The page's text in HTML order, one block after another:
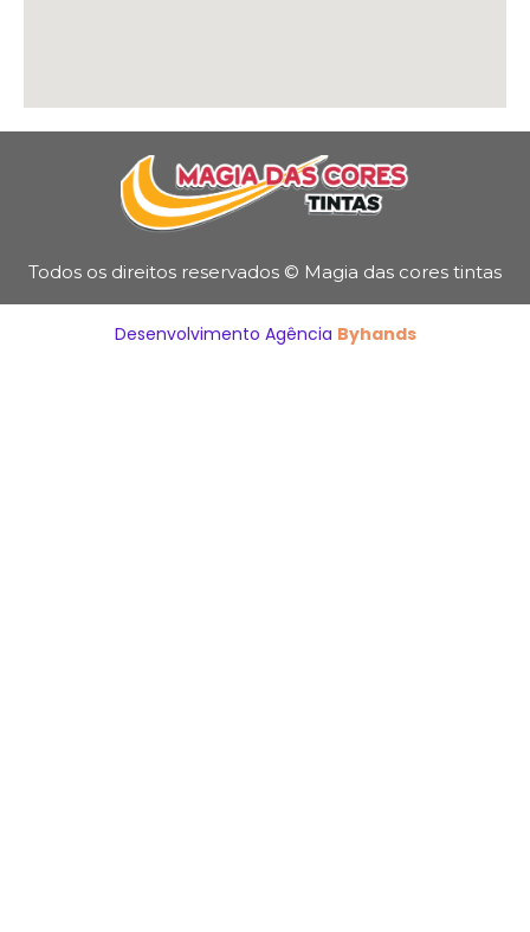
Todos os direitos reservados © Magia das cores tintas
Desenvolvimento Agência Byhands